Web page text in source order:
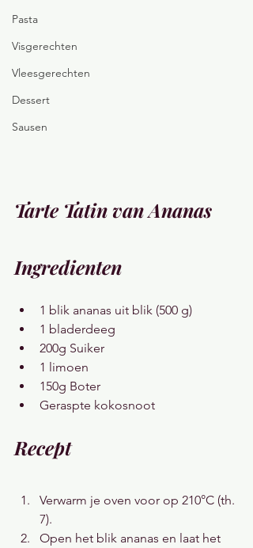
Pasta
Visgerechten
Vleesgerechten
Dessert
Sausen
Tarte Tatin van Ananas
Ingredienten
1 blik ananas uit blik (500 g)
1 bladerdeeg
200g Suiker
1 limoen
150g Boter
Geraspte kokosnoot
Recept
Verwarm je oven voor op 210°C (th.
7).
Open het blik ananas en laat het